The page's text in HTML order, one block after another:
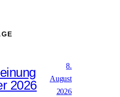
2026
8.
August
2026